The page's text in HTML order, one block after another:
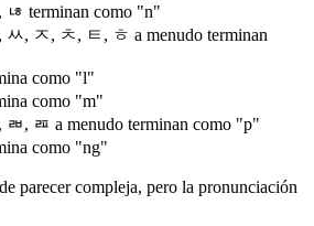
terminan como "n"
, ㅈ, ㅊ, ㅌ, ㅎ a menudo terminan
como "l"
como "m"
, ㄿ a menudo terminan como "p"
como "ng"
parecer compleja, pero la pronunciación